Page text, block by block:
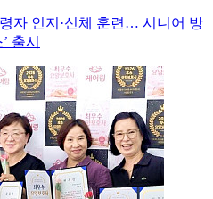
자 인지·신체 훈련… 시니어 방
출시